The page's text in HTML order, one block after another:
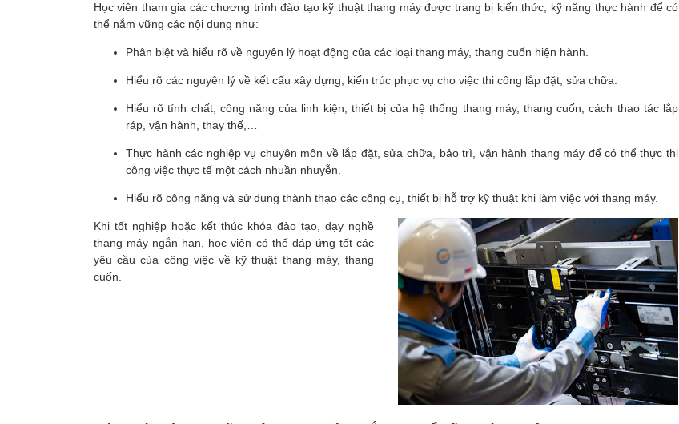
Học viên tham gia các chương trình đào tạo kỹ thuật thang máy được trang bị kiến thức, kỹ năng thực hành để có
thể nắm vững các nội dung như:
Phân biệt và hiểu rõ về nguyên lý hoạt động của các loại thang máy, thang cuốn hiện hành.
Hiểu rõ các nguyên lý về kết cấu xây dựng, kiến trúc phục vụ cho việc thi công lắp đặt, sửa chữa.
Hiểu rõ tính chất, công năng của linh kiện, thiết bị của hệ thống thang máy, thang cuốn; cách thao tác lắp
ráp, vận hành, thay thế,…
Thực hành các nghiệp vụ chuyên môn về lắp đặt, sửa chữa, bảo trì, vận hành thang máy để có thể thực thi
công việc thực tế một cách nhuần nhuyễn.
Hiểu rõ công năng và sử dụng thành thạo các công cụ, thiết bị hỗ trợ kỹ thuật khi làm việc với thang máy.
Khi tốt nghiệp hoặc kết thúc khóa đào tạo, dạy nghề
thang máy ngắn hạn, học viên có thể đáp ứng tốt các
yêu cầu của công việc về kỹ thuật thang máy, thang
cuốn.